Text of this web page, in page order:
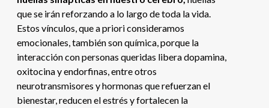
que se irán reforzando a lo largo de toda la vida.
Estos vínculos, que a priori consideramos
emocionales, también son química, porque la
interacción con personas queridas libera dopamina,
oxitocina y endorfinas, entre otros
neurotransmisores y hormonas que refuerzan el
bienestar, reducen el estrés y fortalecen la